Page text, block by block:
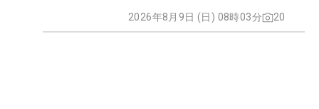
2026年8月9日 (日) 08時03分 20